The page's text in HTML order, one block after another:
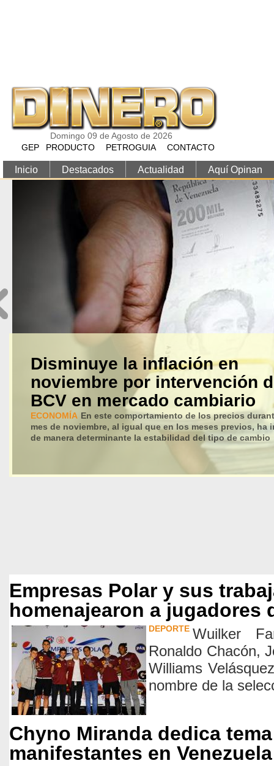
Domingo 09 de Agosto de 2026
GEP
PRODUCTO PETROGUIA CONTACTO
Inicio Destacados Actualidad Aquí Opinan
Disminuye la inflación en
noviembre por intervención
BCV en mercado cambiario
ECONOMÍA En este comportamiento de los precios
mes de noviembre, al igual que en los meses previos, ha
de manera determinante la estabilidad del tipo de cambio
Empresas Polar y sus
homenajearon a jugadores
DEPORTE Wuilker
Ronaldo Chacón,
Williams
nombre de la
Chyno Miranda dedica
manifestantes en Venezuela